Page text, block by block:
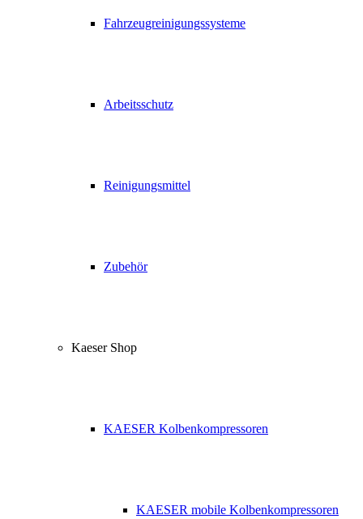
Fahrzeugreinigungssysteme
Arbeitsschutz
Reinigungsmittel
Zubehör
Kaeser Shop
KAESER Kolbenkompressoren
KAESER mobile Kolbenkompressoren